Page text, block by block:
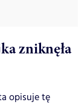
zniknęła
opisuje tę